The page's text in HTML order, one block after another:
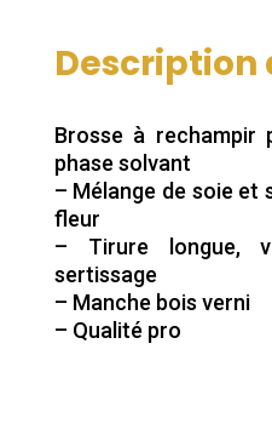
Brosse à rechampir
phase solvant
– Mélange de soie et
fleur
– Tirure longue,
sertissage
– Manche bois verni
– Qualité pro